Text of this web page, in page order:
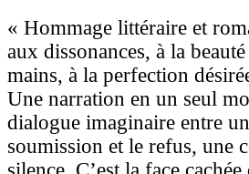
« Hommage littéraire et
aux dissonances, à la
mains, à la perfection
Une narration en un seul
dialogue imaginaire entre
soumission et le refus, une